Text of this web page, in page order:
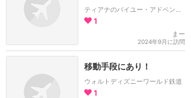
ティアナのバイユー・アドベンチャー
1
まー
2024年9月に訪問
移動手段にあり！
ウォルトディズニーワールド鉄道
1